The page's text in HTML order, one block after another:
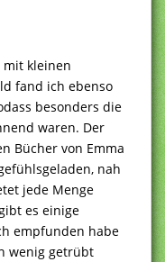
mit kleinen
fand ich ebenso
besonders die
waren. Der
Bücher von Emma
nah
jede Menge
es einige
empfunden habe
wenig getrübt